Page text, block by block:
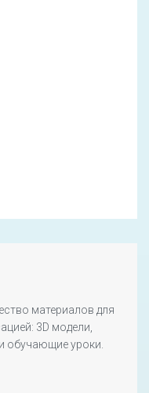
материалов для
3D модели,
обучающие уроки.